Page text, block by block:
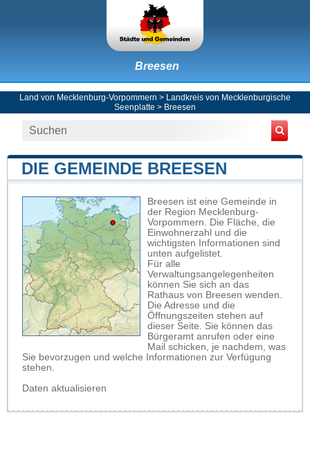
Breesen
Land von Mecklenburg-Vorpommern > Landkreis von Mecklenburgische
Seenplatte > Breesen
DIE GEMEINDE BREESEN
Breesen ist eine Gemeinde in
der Region Mecklenburg-
Vorpommern. Die Fläche, die
Einwohnerzahl und die
wichtigsten Informationen sind
unten aufgelistet.
Für alle
Verwaltungsangelegenheiten
können Sie sich an das
Rathaus von Breesen wenden.
Die Adresse und die
Öffnungszeiten stehen auf
dieser Seite. Sie können das
Bürgeramt anrufen oder eine
Mail schicken, je nachdem, was
Sie bevorzugen und welche Informationen zur Verfügung
stehen.
Daten aktualisieren